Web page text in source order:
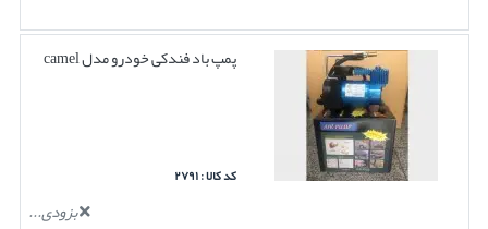
پمپ باد فندکی خودرو مدل camel
کد کالا : ۲۷۹۱
بزودی...